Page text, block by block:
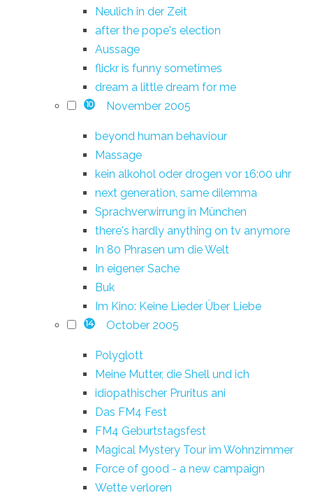
Neulich in der Zeit
after the pope's election
Aussage
flickr is funny sometimes
dream a little dream for me
10 November 2005
beyond human behaviour
Massage
kein alkohol oder drogen vor 16:00 uhr
next generation, same dilemma
Sprachverwirrung in München
there's hardly anything on tv anymore
In 80 Phrasen um die Welt
In eigener Sache
Buk
Im Kino: Keine Lieder Über Liebe
14 October 2005
Polyglott
Meine Mutter, die Shell und ich
idiopathischer Pruritus ani
Das FM4 Fest
FM4 Geburtstagsfest
Magical Mystery Tour im Wohnzimmer
Force of good - a new campaign
Wette verloren